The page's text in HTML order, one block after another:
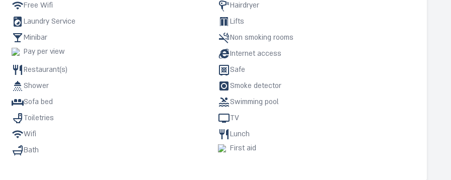
Free Wifi
Hairdryer
Laundry Service
Lifts
Minibar
Non smoking rooms
Pay per view
Internet access
Restaurant(s)
Safe
Shower
Smoke detector
Sofa bed
Swimming pool
Toiletries
TV
Wifi
Lunch
Bath
First aid